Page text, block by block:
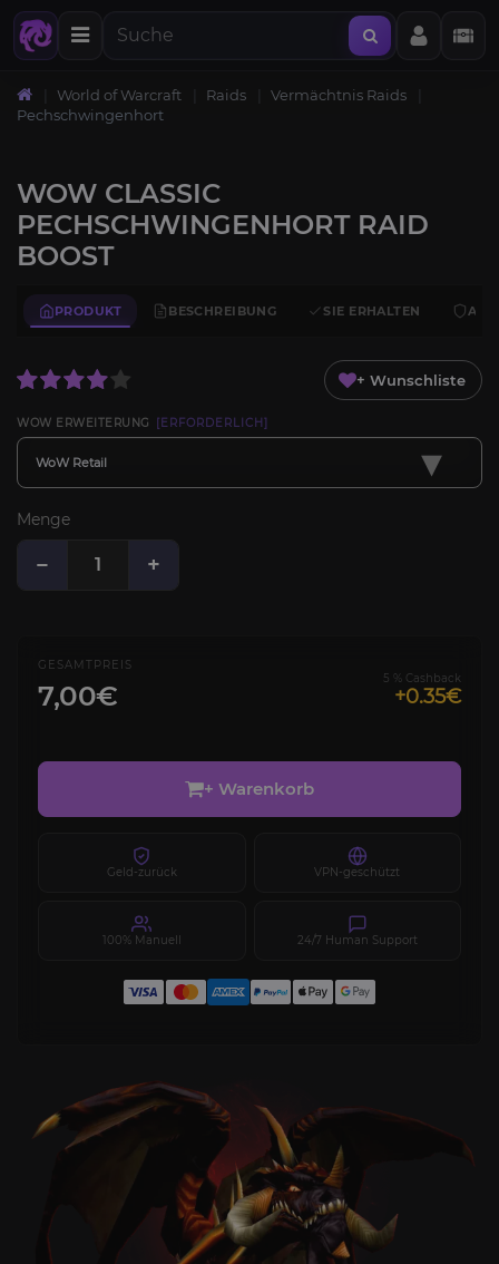
World of Warcraft Raids
Vermächtnis Raids
Pechschwingenhort
WOW CLASSIC
PECHSCHWINGENHORT RAID
BOOST
PRODUKT BESCHREIBUNG SIE ERHALTEN
+ Wunschliste
WOW ERWEITERUNG [ERFORDERLICH]
WoW Retail ▾
Menge
− +
GESAMTPREIS
7,00€
5 % Cashback
+0.35€
+ Warenkorb
Geld-zurück VPN-geschützt
100% Manuell 24/7 Human Support